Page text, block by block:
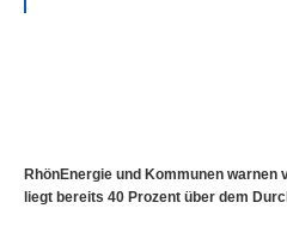
RhönEnergie und Kommunen
liegt bereits 40 Prozent über dem